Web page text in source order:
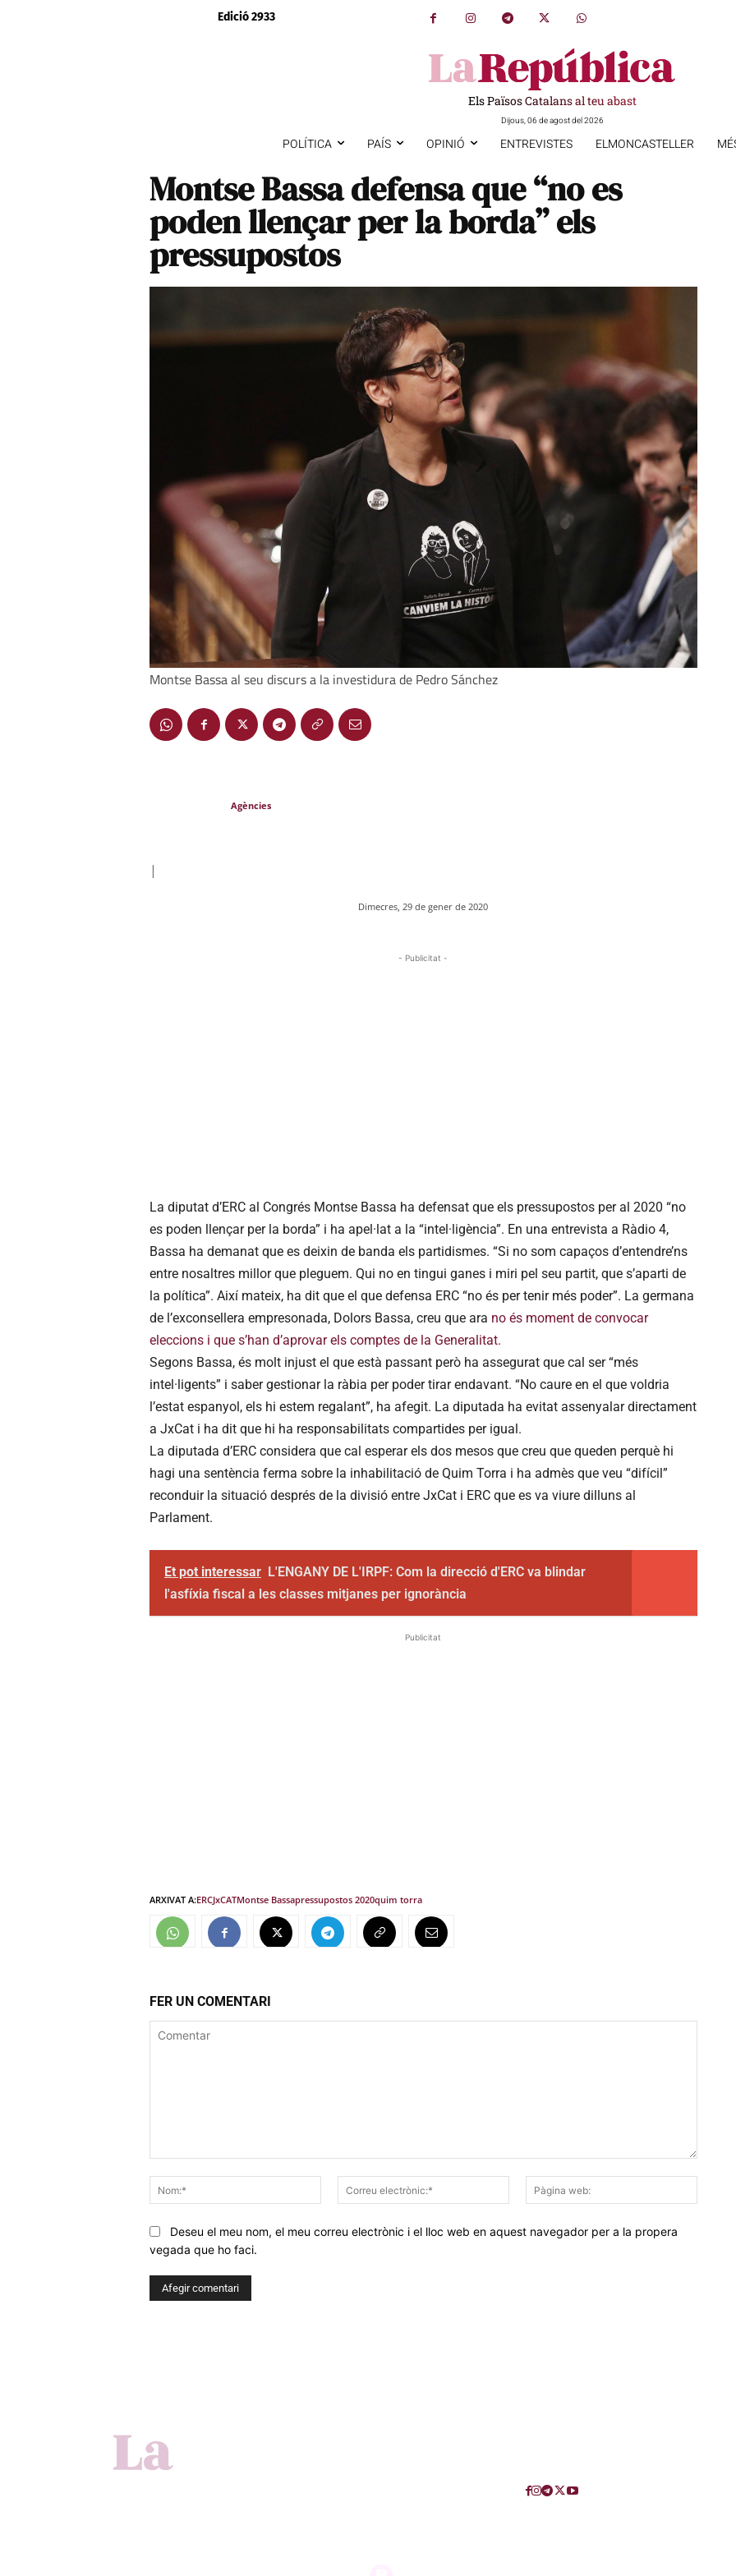
Edició 2933
Els Països Catalans al teu abast
Dijous, 06 de agost del 2026
POLÍTICA PAÍS OPINIÓ ENTREVISTES ELMONCASTELLER
Montse Bassa defensa que “no es
poden llençar per la borda” els
pressupostos
Montse Bassa al seu discurs a la investidura de Pedro Sánchez
Agències
|
Dimecres, 29 de gener de 2020
- Publicitat -
La diputat d’ERC al Congrés Montse Bassa ha defensat que els pressupostos per al 2020 “no
es poden llençar per la borda” i ha apel·lat a la “intel·ligència”. En una entrevista a Ràdio 4,
Bassa ha demanat que es deixin de banda els partidismes. “Si no som capaços d’entendre’ns
entre nosaltres millor que pleguem. Qui no en tingui ganes i miri pel seu partit, que s’aparti de
la política”. Així mateix, ha dit que el que defensa ERC “no és per tenir més poder”. La germana
de l’exconsellera empresonada, Dolors Bassa, creu que ara no és moment de convocar
eleccions i que s’han d’aprovar els comptes de la Generalitat.
Segons Bassa, és molt injust el que està passant però ha assegurat que cal ser “més
intel·ligents” i saber gestionar la ràbia per poder tirar endavant. “No caure en el que voldria
l’estat espanyol, els hi estem regalant”, ha afegit. La diputada ha evitat assenyalar directament
a JxCat i ha dit que hi ha responsabilitats compartides per igual.
La diputada d’ERC considera que cal esperar els dos mesos que creu que queden perquè hi
hagi una sentència ferma sobre la inhabilitació de Quim Torra i ha admès que veu “difícil”
reconduir la situació després de la divisió entre JxCat i ERC que es va viure dilluns al
Parlament.
Et pot interessar L'ENGANY DE L'IRPF: Com la direcció d'ERC va blindar
l'asfíxia fiscal a les classes mitjanes per ignorància
Publicitat
ARXIVAT A:ERCJxCATMontse Bassapressupostos 2020quim torra
FER UN COMENTARI
Nom:*
Correu
electrònic:*
web:
Deseu el meu nom, el meu correu electrònic i el lloc web en aquest navegador per a la propera
vegada que ho faci.